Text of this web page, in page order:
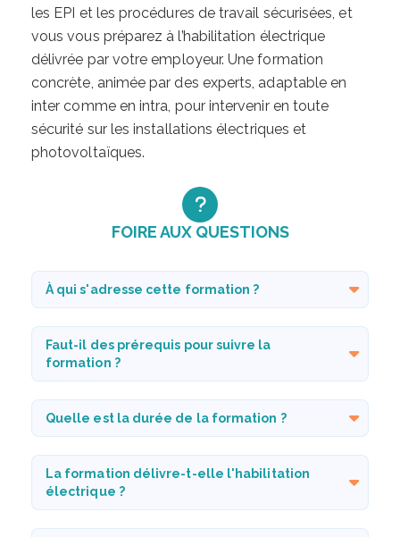
les EPI et les procédures de travail sécurisées, et
vous vous préparez à l’habilitation électrique
délivrée par votre employeur. Une formation
concrète, animée par des experts, adaptable en
inter comme en intra, pour intervenir en toute
sécurité sur les installations électriques et
photovoltaïques.
FOIRE AUX QUESTIONS
À qui s'adresse cette formation ?
Faut-il des prérequis pour suivre la
formation ?
Quelle est la durée de la formation ?
La formation délivre-t-elle l'habilitation
électrique ?